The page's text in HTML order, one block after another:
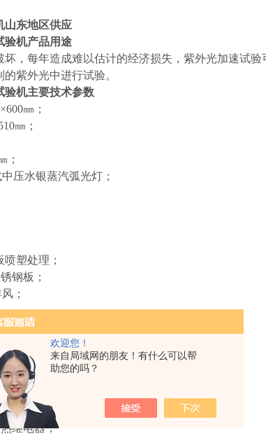
欢迎您！
来自局域网的朋友！有什么可以帮
助您的吗？
山东地区供应
验机产品用途
坏，每年造成难以估计的经济损失，紫外光加速试
紫外光中进行试验。
验机主要技术参数
㎜；
㎜；
；
压水银蒸汽弧光灯；
塑处理；
钢板；
；
制成；
固定式PU活动轮；
控制轴流风机排风降温；
继电器；